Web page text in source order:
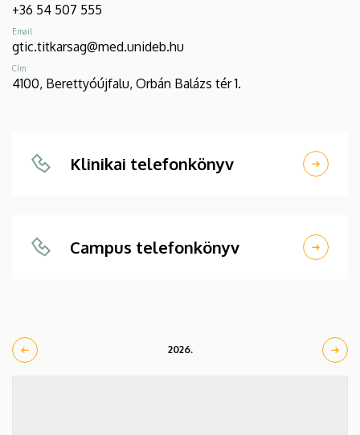
+36 54 507 555
Email
gtic.titkarsag@med.unideb.hu
Cím
4100, Berettyóújfalu, Orbán Balázs tér 1.
Klinikai telefonkönyv
Campus telefonkönyv
2026.